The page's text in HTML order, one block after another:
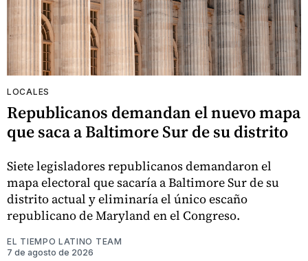
LOCALES
Republicanos demandan el nuevo mapa
que saca a Baltimore Sur de su distrito
Siete legisladores republicanos demandaron el
mapa electoral que sacaría a Baltimore Sur de su
distrito actual y eliminaría el único escaño
republicano de Maryland en el Congreso.
EL TIEMPO LATINO TEAM
7 de agosto de 2026